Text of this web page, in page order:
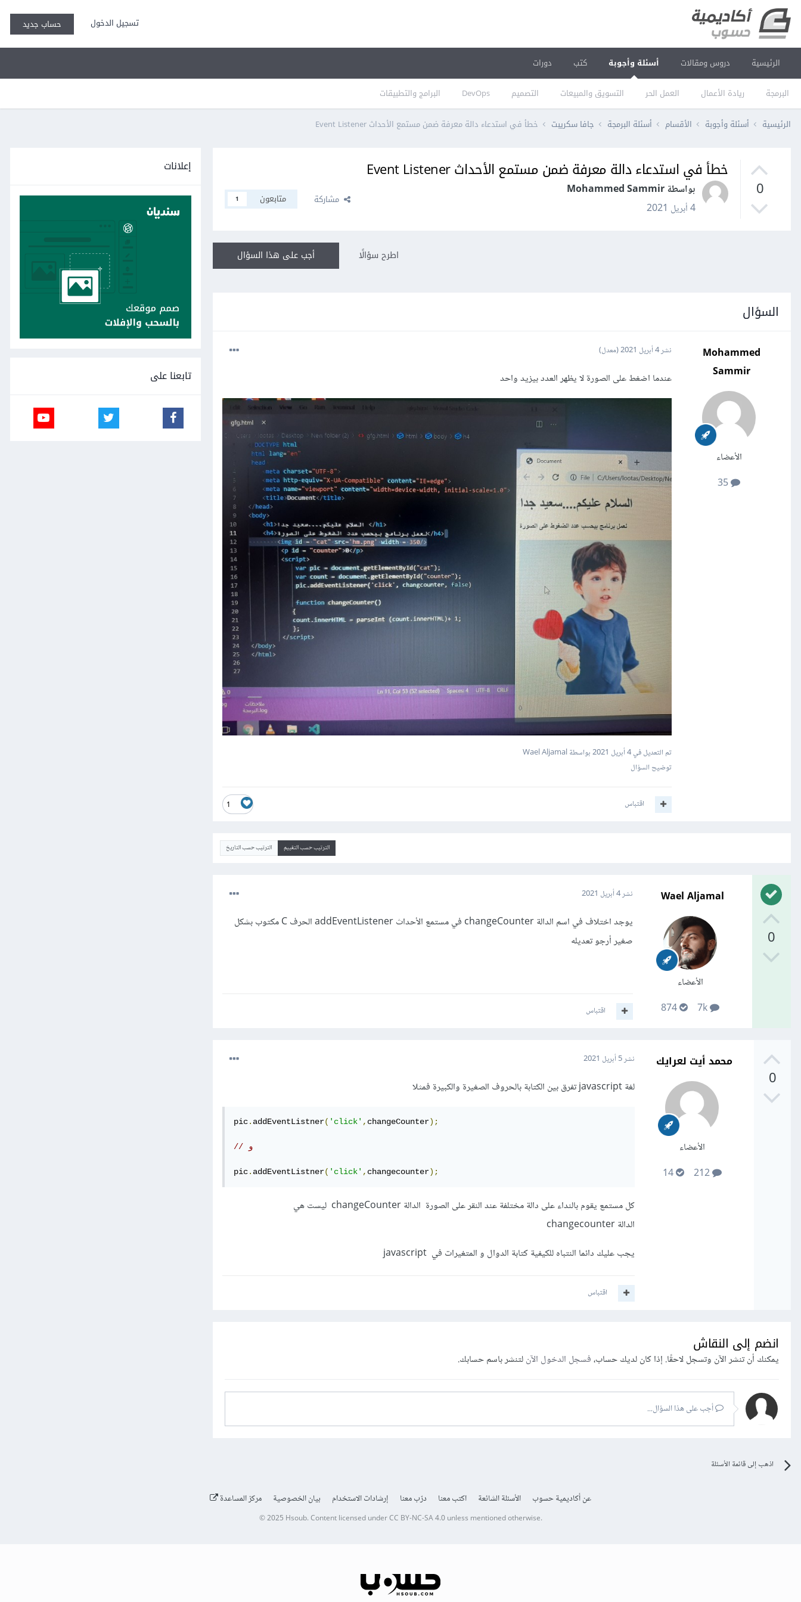
تسجيل الدخول حساب جديد
الرئيسية دروس ومقالات أسئلة وأجوبة
البرمجة ريادة الأعمال العمل الحر التسويق والمبيعات التصميم DevOps البرامج والتطبيقات
كتب دورات
الرئيسية أسئلة وأجوبة الأقسام أسئلة البرمجة جافا سكريبت خطأ في استدعاء دالة معرفة ضمن مستمع الأحداث Event Listener
0
خطأ في استدعاء دالة معرفة ضمن مستمع الأحداث Event Listener
بواسطة Mohammed Sammir
4 أبريل 2021
مشاركة متابعون 1
أجب على هذا السؤال اطرح سؤالًا
السؤال
Mohammed
Sammir
الأعضاء
نشر4 أبريل 2021 (معدل)
عندما اضغط على الصورة لا يظهر العدد بيزيد واحد
تم التعديل في4 أبريل 2021
بواسطة Wael Aljamal
توضيح السؤال
1 اقتباس
الترتيب حسب التقييم الترتيب حسب التاريخ
0
Wael Aljamal
الأعضاء
نشر4 أبريل 2021
يوجد اختلاف في اسم الدالة changeCounter في مستمع الأحداث addEventListener الحرف C مكتوب بشكل
صغير أرجو تعديله
اقتباس
0
محمد أيت لعرايك
الأعضاء
212
14
نشر5 أبريل 2021
لغة javascript تفرق بين الكتابة بالحروف الصغيرة والكبيرة فمثلا
pic. addEventListner( 'click' , changeCounter);
// و
pic. addEventListner( 'click' , changecounter);
كل مستمع يقوم بالنداء على دالة مختلفة عند النقر على الصورة الدالة changeCounter ليست هي
الدالة changecounter
يجب عليك دائما النتباه للكيفية كتابة الدوال و المتغيرات في javascript
اقتباس
انضم إلى النقاش
يمكنك أن تنشر الآن وتسجل لاحقًا. إذا كان لديك حساب،فسجل الدخول الآنلتنشر باسم حسابك.
أجب على هذا السؤال...
اذهب إلى قائمة الأسئلة
إعلانات
تابعنا على
عن أكاديمية حسوب الأسئلة الشائعة اكتب معنا درّب معنا إرشادات الاستخدام بيان الخصوصية مركز المساعدة
© 2025 Hsoub.Content licensed underCC BY-NC-SA 4.0unless mentioned otherwise.